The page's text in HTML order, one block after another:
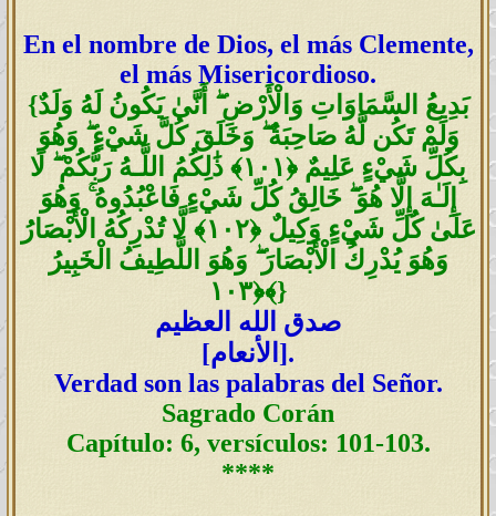
En el nombre de Dios, el más Clemente,
el más Misericordioso.
{بَدِيعُ السَّمَاوَاتِ وَالْأَرْضِ ۖ أَنَّىٰ يَكُونُ لَهُ وَلَدٌ
وَلَمْ تَكُن لَّهُ صَاحِبَةٌ ۖ وَخَلَقَ كُلَّ شَيْءٍ ۖ وَهُوَ
بِكُلِّ شَيْءٍ عَلِيمٌ ﴿١٠١﴾ ذَٰلِكُمُ اللَّـهُ رَبُّكُمْ ۖ لَا
إِلَـٰهَ إِلَّا هُوَ ۖ خَالِقُ كُلِّ شَيْءٍ فَاعْبُدُوهُ ۚ وَهُوَ
عَلَىٰ كُلِّ شَيْءٍ وَكِيلٌ ﴿١٠٢﴾ لَّا تُدْرِكُهُ الْأَبْصَارُ
وَهُوَ يُدْرِكُ الْأَبْصَارَ ۖ وَهُوَ اللَّطِيفُ الْخَبِيرُ
﴿١٠٣﴾}
صدق الله العظيم
[الأنعام ].
Verdad son las palabras del Señor.
Sagrado Corán
Capítulo: 6, versículos: 101-103.
****